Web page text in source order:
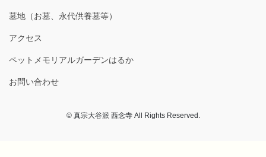
墓地（お墓、永代供養墓等）
アクセス
ペットメモリアルガーデンはるか
お問い合わせ
© 真宗大谷派 西念寺 All Rights Reserved.